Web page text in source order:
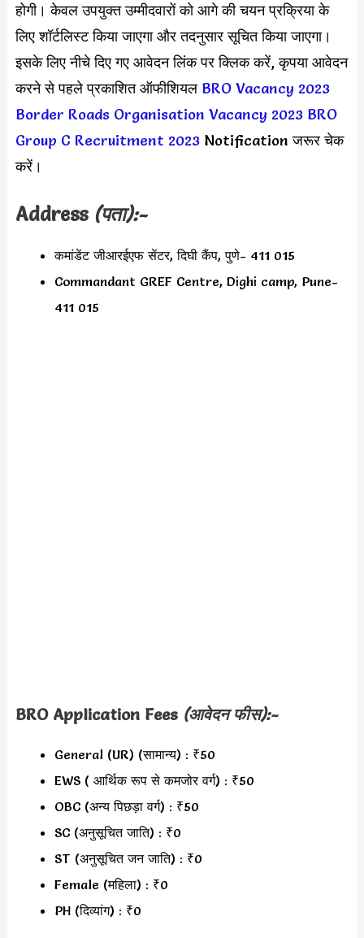
होगी। केवल उपयुक्त उम्मीदवारों को आगे की चयन प्रक्रिया के
लिए शॉर्टलिस्ट किया जाएगा और तदनुसार सूचित किया जाएगा।
इसके लिए नीचे दिए गए आवेदन लिंक पर क्लिक करें, कृपया आवेदन
करने से पहले प्रकाशित ऑफीशियल BRO Vacancy 2023
Border Roads Organisation Vacancy 2023 BRO
Group C Recruitment 2023Notification जरूर चेक
करें।
Address(पता):-
कमांडेंट जीआरईएफ सेंटर, दिघी कैंप, पुणे- 411 015
Commandant GREF Centre, Dighi camp, Pune-
411 015
BRO Application Fees (आवेदन फीस):-
General (UR) (सामान्य) : ₹50
EWS ( आर्थिक रूप से कमजोर वर्ग) : ₹50
OBC (अन्य पिछड़ा वर्ग) : ₹50
SC (अनुसूचित जाति) : ₹0
ST (अनुसूचित जन जाति) : ₹0
Female (महिला) : ₹0
PH (दिव्यांग) : ₹0